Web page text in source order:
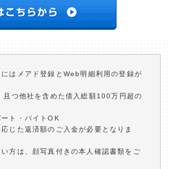
はメアド登録とWeb明細利用の登録が
つ他社を含めた借入総額100万円超の
ト・バイトOK
じた返済額のご入金が必要となりま
方は、顔写真付きの本人確認書類をご